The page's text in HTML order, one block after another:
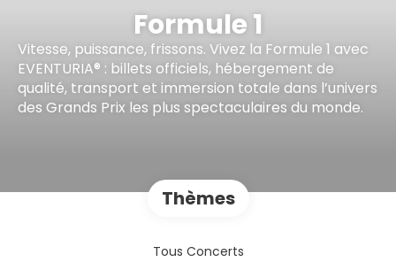
Formule 1
Vitesse, puissance, frissons. Vivez la Formule 1 avec
EVENTURIA® : billets officiels, hébergement de
qualité, transport et immersion totale dans l’univers
des Grands Prix les plus spectaculaires du monde.
Thèmes
Tous Concerts